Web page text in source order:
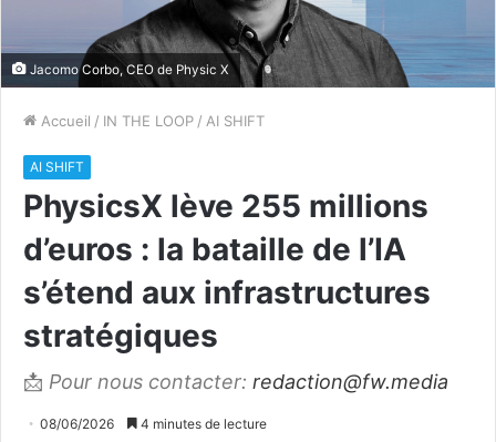
Jacomo Corbo, CEO de Physic X
Accueil / IN THE LOOP / AI SHIFT
AI SHIFT
PhysicsX lève 255 millions
d’euros : la bataille de l’IA
s’étend aux infrastructures
stratégiques
📩 Pour nous contacter: redaction@fw.media
08/06/2026 4 minutes de lecture